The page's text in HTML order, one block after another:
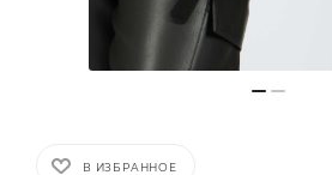
В ИЗБРАННОЕ